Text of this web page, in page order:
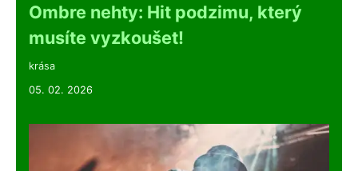
Ombre nehty: Hit podzimu, který
musíte vyzkoušet!
krása
05. 02. 2026